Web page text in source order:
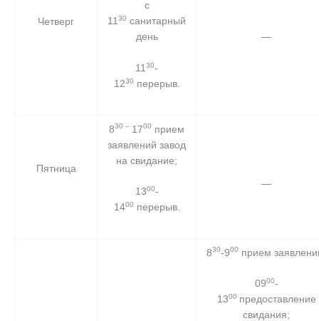
Четверг
с
1130 санитарный
день
1130-
1230 перерыв.
—
Пятница
830 – 1700 прием
заявлений завод
на свидание;
1300-
1400 перерыв.
—
830-900 прием
0900-
1300 предоставление
свидания;